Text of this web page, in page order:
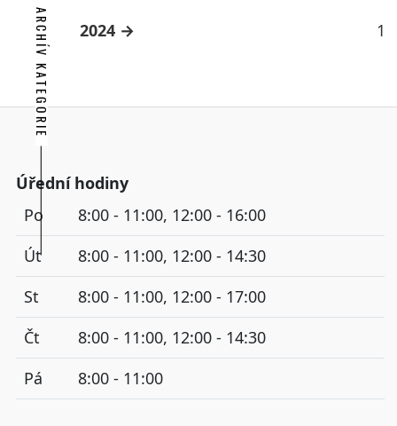
ARCHÍV KATEGORIE 2024 1
Úřední hodiny
Po
8:00 - 11:00, 12:00 - 16:00
Út
8:00 - 11:00, 12:00 - 14:30
St
8:00 - 11:00, 12:00 - 17:00
Čt
8:00 - 11:00, 12:00 - 14:30
Pá
8:00 - 11:00